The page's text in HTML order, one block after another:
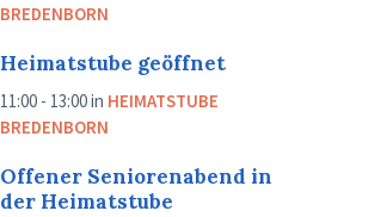
BREDENBORN
Heimatstube geöffnet
11:00 - 13:00in HEIMATSTUBE
BREDENBORN
Offener Seniorenabend in
der Heimatstube